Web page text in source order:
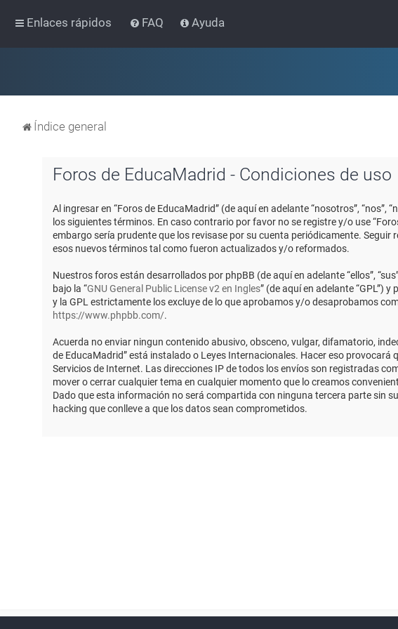
Enlaces rápidos FAQ Ayuda
Índice general
Foros de EducaMadrid - Condiciones de uso
Al ingresar en “Foros de EducaMadrid” (de aquí en adelante “nosotros”,
los siguientes términos. En caso contrario por favor no se registre y/o use
embargo sería prudente que los revisase por su cuenta periódicamente.
esos nuevos términos tal como fueron actualizados y/o reformados.
Nuestros foros están desarrollados por phpBB (de aquí en adelante “ellos”,
bajo la “GNU General Public License v2 en Ingles” (de aquí en adelante “GPL”)
y la GPL estrictamente los excluye de lo que aprobamos y/o desaprobamos
https://www.phpbb.com/.
Acuerda no enviar ningun contenido abusivo, obsceno, vulgar, difamatorio,
de EducaMadrid” está instalado o Leyes Internacionales. Hacer eso
Servicios de Internet. Las direcciones IP de todos los envíos son registradas
mover o cerrar cualquier tema en cualquier momento que lo creamos
Dado que esta información no será compartida con ninguna tercera parte sin
hacking que conlleve a que los datos sean comprometidos.